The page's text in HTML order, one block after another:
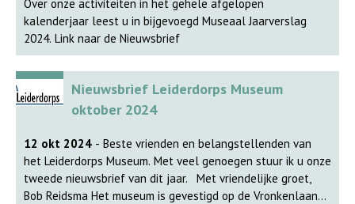
Over onze activiteiten in het gehele afgelopen
kalenderjaar leest u in bijgevoegd Museaal Jaarverslag
2024. Link naar de Nieuwsbrief
Nieuwsbrief Leiderdorps Museum
oktober 2024
12 okt 2024 - Beste vrienden en belangstellenden van
het Leiderdorps Museum. Met veel genoegen stuur ik u onze
tweede nieuwsbrief van dit jaar. Met vriendelijke groet,
Bob Reidsma Het museum is gevestigd op de Vronkenlaan